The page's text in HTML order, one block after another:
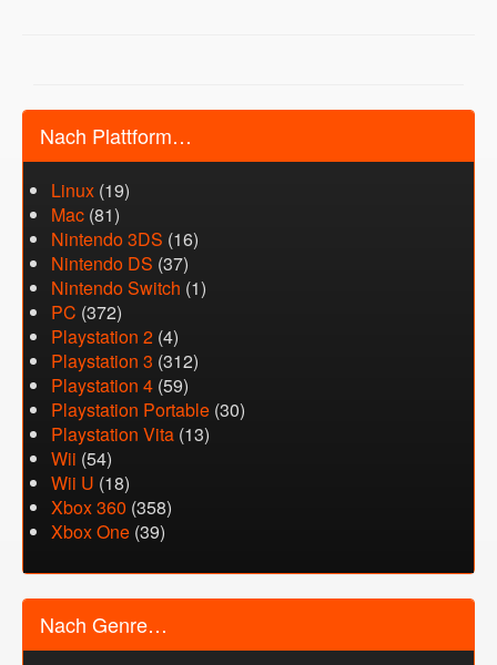
Nach Plattform…
Linux (19)
Mac (81)
Nintendo 3DS (16)
Nintendo DS (37)
Nintendo Switch (1)
PC (372)
Playstation 2 (4)
Playstation 3 (312)
Playstation 4 (59)
Playstation Portable (30)
Playstation Vita (13)
Wii (54)
Wii U (18)
Xbox 360 (358)
Xbox One (39)
Nach Genre…